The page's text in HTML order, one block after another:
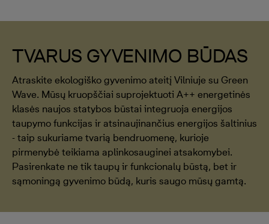
TVARUS GYVENIMO BŪDAS
Atraskite ekologiško gyvenimo ateitį Vilniuje su Green
Wave. Mūsų kruopščiai suprojektuoti A++ energetinės
klasės naujos statybos būstai integruoja energijos
taupymo funkcijas ir atsinaujinančius energijos šaltinius
- taip sukuriame tvarią bendruomenę, kurioje
pirmenybė teikiama aplinkosauginei atsakomybei.
Pasirenkate ne tik taupų ir funkcionalų būstą, bet ir
sąmoningą gyvenimo būdą, kuris saugo mūsų gamtą.